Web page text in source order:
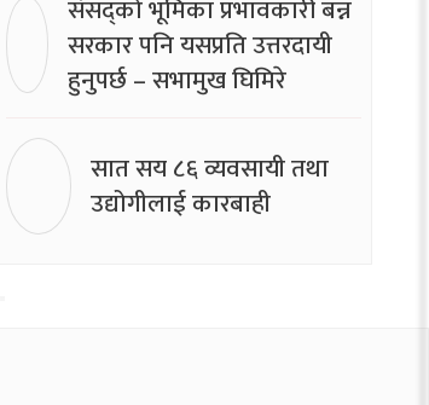
संसद्को भूमिका प्रभावकारी बन्न
सरकार पनि यसप्रति उत्तरदायी
हुनुपर्छ – सभामुख घिमिरे
सात सय ८६ व्यवसायी तथा
उद्योगीलाई कारबाही